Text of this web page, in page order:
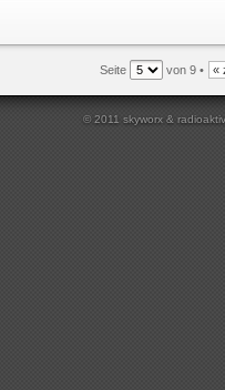
Seite von 9 • «
© 2011 skyworx &